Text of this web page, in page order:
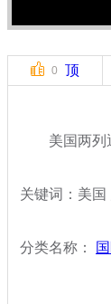
0 顶
美国两列通
关键词：美国
分类名称：